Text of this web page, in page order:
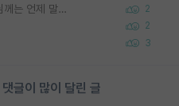
타대학원 컨텍 준비중인데, 지도교수님께는 언제 말씀드려야 할까요? 2
2
3
글이 많이 달린 글